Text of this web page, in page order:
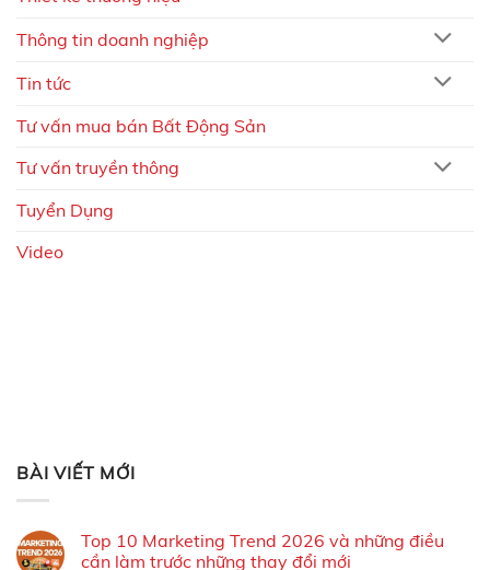
Thông tin doanh nghiệp
Tin tức
Tư vấn mua bán Bất Động Sản
Tư vấn truyền thông
Tuyển Dụng
Video
BÀI VIẾT MỚI
Top 10 Marketing Trend 2026 và những điều
cần làm trước những thay đổi mới